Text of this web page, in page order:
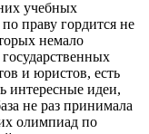
учебных
праву гордится не
немало
и юристов, есть
интересные идеи,
не раз принимала
олимпиад по